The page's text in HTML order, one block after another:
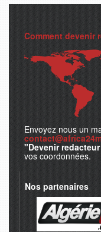
Comment devenir
Envoyez nous un
"Devenir
vos coordonnées.
Nos partenaires